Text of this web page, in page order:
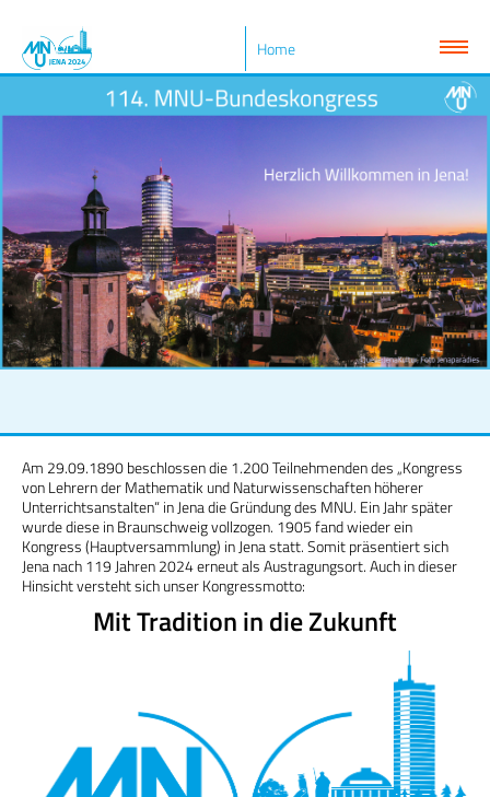
Home
Am 29.09.1890 beschlossen die 1.200 Teilnehmenden des „Kongress
von Lehrern der Mathematik und Naturwissenschaften höherer
Unterrichtsanstalten“ in Jena die Gründung des MNU. Ein Jahr später
wurde diese in Braunschweig vollzogen. 1905 fand wieder ein
Kongress (Hauptversammlung) in Jena statt. Somit präsentiert sich
Jena nach 119 Jahren 2024 erneut als Austragungsort. Auch in dieser
Hinsicht versteht sich unser Kongressmotto:
Mit Tradition in die Zukunft